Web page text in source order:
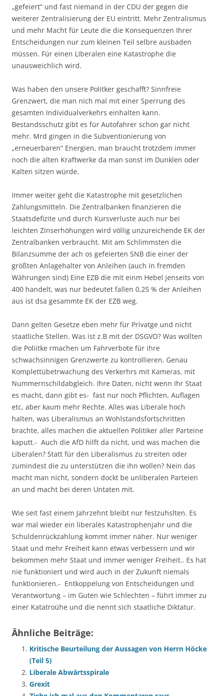
„gefeiert“ und fast niemand in der CDU der gegen die
weiterer Zentralisierung der EU eintritt. Mehr Zentralismus
und mehr Macht für Leute die die Konsequenzen Ihrer
Entscheidungen nur zum kleinen Teil selbre ausbaden
müssen. Für einen LIberalen eine Katastrophe die
unausweichlich wird.
Was haben den unsere Politker geschafft? Sinnfreie
Grenzwert, die man nich mal mit einer Sperrung des
gesamten Individualverkehrs einhalten kann.
Bestandsschutz gibt es für Autofahrer schon gar nicht
mehr. Mrd gingen in die Subventionierung von
„erneuerbaren“ Energien, man braucht trotzdem immer
noch die alten Kraftwerke da man sonst im Dunklen oder
Kalten sitzen würde.
Immer weiter geht die Katastrophe mit gesetzlichen
Zahlungsmitteln. Die Zentralbanken finanzieren die
Staatsdefizite und durch Kursverluste auch nur bei
leichten Zinserhöhungen wird völlig unzureichende EK der
Zentralbanken verbraucht. Mit am Schlimmsten die
Bilanzsumme der ach os gefeierten SNB die einer der
größten Anlagehalter von Anleihen (auch in fremden
Währungen sind) Eine EZB die mit einm Hebel jenseits von
400 handelt, was nur bedeutet fallen 0,25 % der Anleihen
aus ist dsa gesammte EK der EZB weg.
Dann gelten Gesetze eben mehr für Privatge und nicht
staatliche Stellen. Was ist z.B mit der DSGVO? Was wollten
die Poliitke rmachen um Fahrverbote für ihre
schwachsinnigen Grenzwerte zu kontrollieren. Genau
Komplettübetrwachung des Verkerhrs mit Kameras, mit
Nummernschildabgleich. Ihre Daten, nicht wenn Ihr Staat
es macht, dann gibt es- fast nur noch Pflichten, Auflagen
etc, aber kaum mehr Rechte. Alles was Liberale hoch
halten, was Liberalismus an Wohlstandsfortschritten
brachte, alles machen die aktuellen Politiker aller Parteine
kaputt.- Auch die AfD hilft da nicht, und was machen die
Liberalen? Statt für den Liberalismus zu streiten oder
zumindest die zu unterstützen die ihn wollen? Nein das
macht man nicht, sondern dockt be unliberalen Parteien
an und macht bei deren Untaten mit.
Wie seit fast einem Jahrzehnt bleibt nur festzuhslten. Es
war mal wieder ein liberales Katastrophenjahr und die
Schuldenrückzahlung kommt immer näher. Nur weniger
Staat und mehr Freiheit kann etwas verbessern und wir
bekommen mehr Staat und immer weniger Freiheit.. Es hat
nie funktioniert und wird auch in der Zukunft niemals
funktionieren.- Entkoppelung von Entscheidungen und
Verantwortung – im Guten wie Schlechten – führt immer zu
einer Katatroühe und die nennt sich staatliche Diktatur.
Ähnliche Beiträge:
Kritische Beurteilung der Aussagen von Herrn Höcke
(Teil 5)
Liberale Abwärtsspirale
Grexit